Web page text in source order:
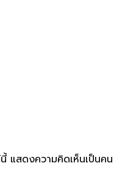
แสดงความคิดเห็นเป็นคน